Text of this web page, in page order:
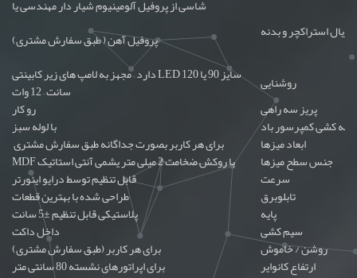
پروفیل آهن ( طبق سفارش مشتری)
استراکچر و بدنه
دارد – مجهز به لامپ های زیر کابینتی LED سایز 90 یا 120
سانت – 12 وات
روشنایی
رو کار
پریز سه راهی
با لوله سبز لوله کشی کمپرسور باد
برای هر کاربر بصورت جداگانه طبق سفارش مشتری ابعاد میزها
MDF با روکش ضخامت 2 میلی متر یشمی آنتی استاتیک جنس سطح میزها
قابل تنظیم توسط درایو اینورتر سرعت
طراحی شده با بهترین قطعات تابلوبرق
پلاستیکی قابل تنظیم ±5 سانت پایه
داخل داکت سیم کشی
برای هر کاربر (طبق سفارش مشتری) روشن / خاموش
برای اپراتورهای نشسته 80 سانتی متر ارتفاع کانوایر